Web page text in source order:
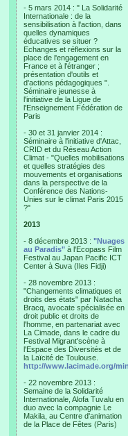
- 5 mars 2014 : " La Solidarité
Internationale : de la
sensibilisation à l'action, dans
quelles dynamiques
éducatives se situer ?
Echanges et réflexions sur la
place de l'engagement en
France et à l'étranger ;
présentation d'outils et
d'actions pédagogiques ".
Séminaire jeunesse à
l'initiative de la Ligue de
l'Enseignement Fédération de
Paris
- 30 et 31 janvier 2014 :
Séminaire à l'initiative d'Attac,
CRID et du Réseau Action
Climat - "Quelles mobilisations
et quelles stratégies des
mouvements et organisations
dans la perspective de la
Conférence des Nations-
Unies sur le climat Paris 2015
?"
2013
- 8 décembre 2013 : "Nuages
au Paradis" à l'Ecopass Film
Festival au Japan Pacific ICT
Center à Suva (Iles Fidji)
- 28 novembre 2013 :
"Changements climatiques et
droits des états" par Natacha
Bracq, avocate spécialisée en
droit public et droits de
l'homme, en partenariat avec
La Cimade, dans le cadre du
Festival Migrant'scène à
l'Espace des Diversités et de
la Laïcité de Toulouse.
http://www.lacimade.org/
- 22 novembre 2013 :
Semaine de la Solidarité
Internationale, Alofa Tuvalu en
duo avec la compagnie Le
Makila, au Centre d'animation
de la Place de Fêtes (Paris)